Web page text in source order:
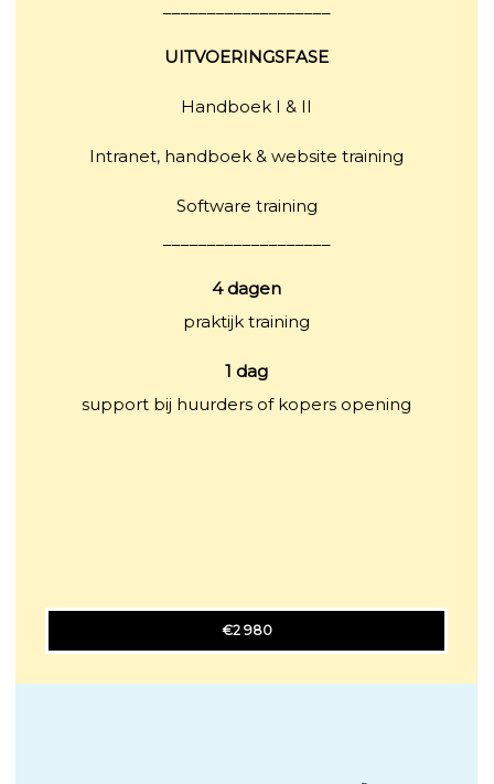
UITVOERINGSFASE
Handboek I & II
Intranet, handboek & website training
Software training
4 dagen
praktijk training
1 dag
support bij huurders of kopers opening
€2 980